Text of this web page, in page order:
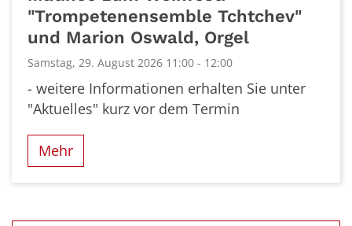
"Trompetenensemble Tchtchev"
und Marion Oswald, Orgel
Samstag, 29. August 2026 11:00 - 12:00
- weitere Informationen erhalten Sie unter
"Aktuelles" kurz vor dem Termin
Mehr